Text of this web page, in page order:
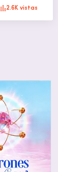
2.6K vistas